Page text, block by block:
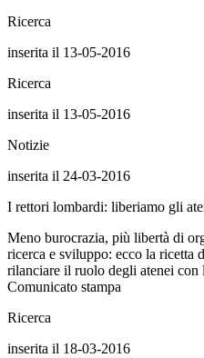
Ricerca
inserita il 13-05-2016
Ricerca
inserita il 13-05-2016
Notizie
inserita il 24-03-2016
I rettori lombardi: liberiamo gli
Meno burocrazia, più libertà di
ricerca e sviluppo: ecco la ricetta
rilanciare il ruolo degli atenei con
Comunicato stampa
Ricerca
inserita il 18-03-2016